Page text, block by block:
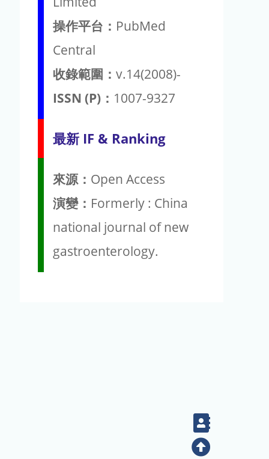
操作平台： PubMed
Central
收錄範圍： v.14(2008)-
ISSN (P)： 1007-9327
最新 IF & Ranking
來源： Open Access
演變： Formerly : China
national journal of new
gastroenterology.
Contact